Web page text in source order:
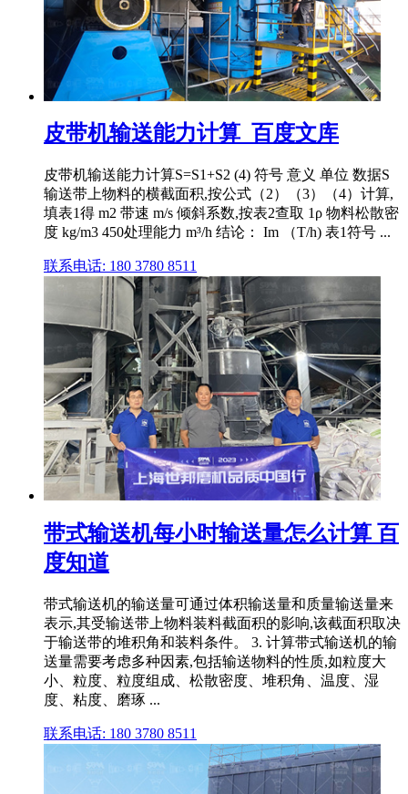
皮带机输送能力计算_百度文库
皮带机输送能力计算S=S1+S2 (4) 符号 意义 单位 数据S
输送带上物料的横截面积,按公式（2）（3）（4）计算,
填表1得 m2 带速 m/s 倾斜系数,按表2查取 1ρ 物料松散密
度 kg/m3 450处理能力 m³/h 结论： Im （T/h) 表1符号 ...
联系电话: 180 3780 8511
带式输送机每小时输送量怎么计算 百
度知道
带式输送机的输送量可通过体积输送量和质量输送量来
表示,其受输送带上物料装料截面积的影响,该截面积取决
于输送带的堆积角和装料条件。 3. 计算带式输送机的输
送量需要考虑多种因素,包括输送物料的性质,如粒度大
小、粒度、粒度组成、松散密度、堆积角、温度、湿
度、粘度、磨琢 ...
联系电话: 180 3780 8511